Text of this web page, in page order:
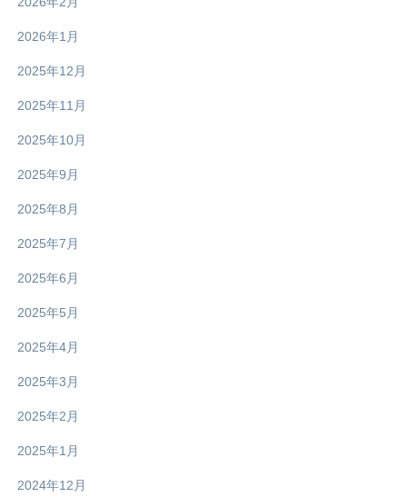
2026年1月
2025年12月
2025年11月
2025年10月
2025年9月
2025年8月
2025年7月
2025年6月
2025年5月
2025年4月
2025年3月
2025年2月
2025年1月
2024年12月